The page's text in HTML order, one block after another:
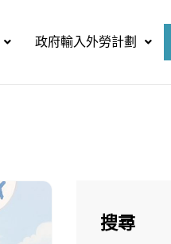
政府輸入外勞計劃
搜尋